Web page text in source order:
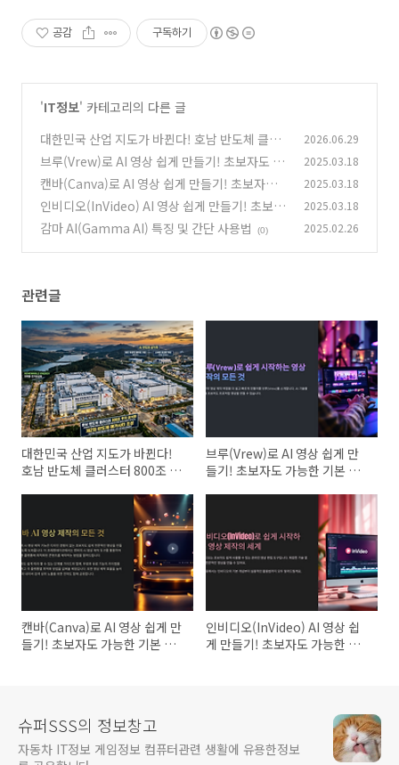
공감 구독하기
'IT정보' 카테고리의 다른 글
대한민국 산업 지도가 바뀐다! 호남 반도체 클러
스터 800조 투자 공식화 총정리
(0)
2026.06.29
브루(Vrew)로 AI 영상 쉽게 만들기! 초보자도 가
능한 기본 사용법 (0)
2025.03.18
캔바(Canva)로 AI 영상 쉽게 만들기! 초보자도
가능한 기본 사용법
(0)
2025.03.18
인비디오(InVideo) AI 영상 쉽게 만들기! 초보자
도 가능한 기본 사용법 (0)
2025.03.18
감마 AI(Gamma AI) 특징 및 간단 사용법 (0) 2025.02.26
관련글
대한민국 산업 지도가 바뀐다!
호남 반도체 클러스터 800조 투
브루(Vrew)로 AI 영상 쉽게 만
들기! 초보자도 가능한 기본 사
캔바(Canva)로 AI 영상 쉽게 만
들기! 초보자도 가능한 기본 사
인비디오(InVideo) AI 영상 쉽
게 만들기! 초보자도 가능한 기
슈퍼SSS의 정보창고
자동차 IT정보 게임정보 컴퓨터관련 생활에 유용한정보